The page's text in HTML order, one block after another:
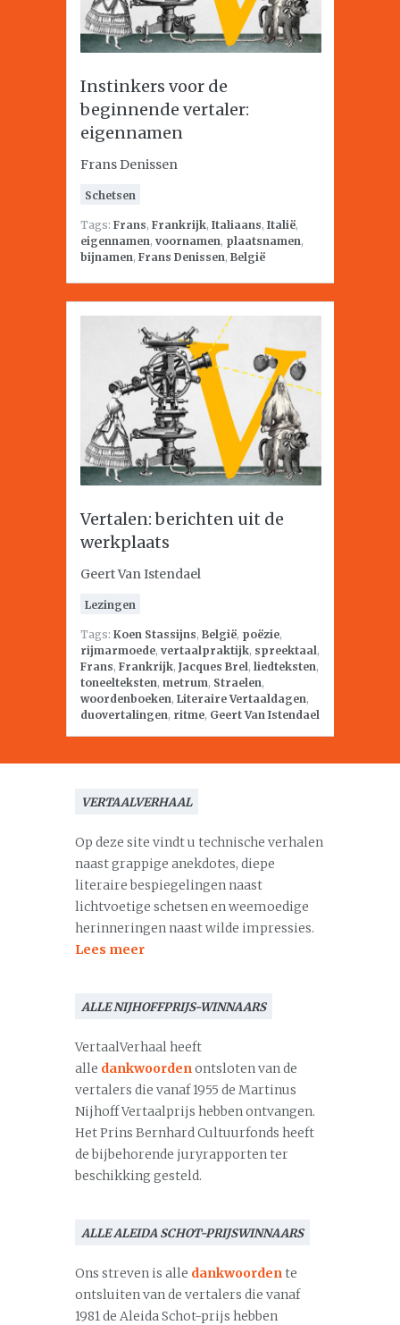
Instinkers voor de
beginnende vertaler:
eigennamen
Frans Denissen
Schetsen
Tags: Frans, Frankrijk, Italiaans, Italië,
eigennamen, voornamen, plaatsnamen,
bijnamen, Frans Denissen, België
Vertalen: berichten uit de
werkplaats
Geert Van Istendael
Lezingen
Tags: Koen Stassijns, België, poëzie,
rijmarmoede, vertaalpraktijk, spreektaal,
Frans, Frankrijk, Jacques Brel, liedteksten,
toneelteksten, metrum, Straelen,
woordenboeken, Literaire Vertaaldagen,
duovertalingen, ritme, Geert Van Istendael
VERTAALVERHAAL
Op deze site vindt u technische verhalen
naast grappige anekdotes, diepe
literaire bespiegelingen naast
lichtvoetige schetsen en weemoedige
herinneringen naast wilde impressies.
Lees meer
ALLE NIJHOFFPRIJS-WINNAARS
VertaalVerhaal heeft
alle dankwoordenontsloten van de
vertalers die vanaf 1955 de Martinus
Nijhoff Vertaalprijs hebben ontvangen.
Het Prins Bernhard Cultuurfonds heeft
de bijbehorende juryrapporten ter
beschikking gesteld.
ALLE ALEIDA SCHOT-PRIJSWINNAARS
Ons streven is alle dankwoordente
ontsluiten van de vertalers die vanaf
1981 de Aleida Schot-prijs hebben